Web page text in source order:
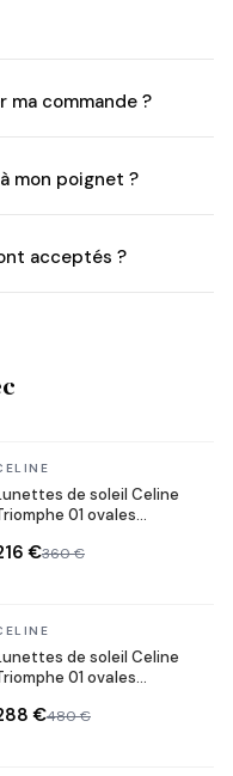
ma commande ?
mon poignet ?
acceptés ?
En stock
de soleil Celine
01 ovales
€360 €
En stock
de soleil Celine
01 ovales
€480 €